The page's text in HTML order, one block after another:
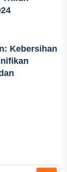
Kebersihan